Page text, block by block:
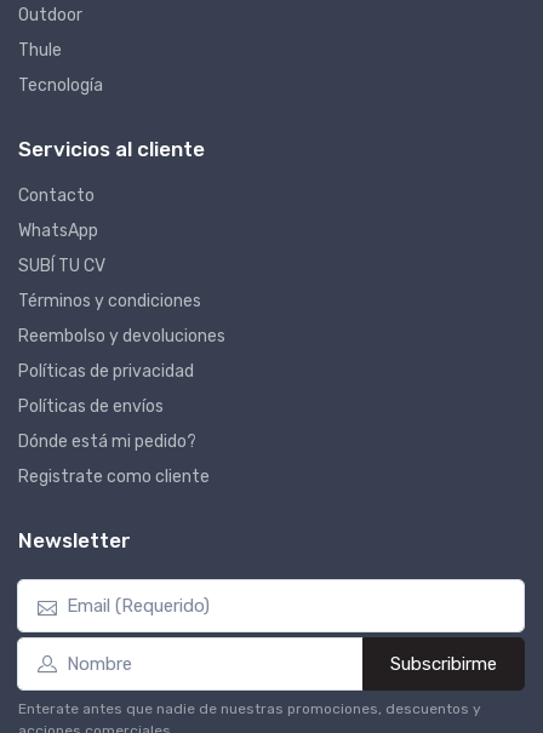
Outdoor
Thule
Tecnología
Servicios al cliente
Contacto
WhatsApp
SUBÍ TU CV
Términos y condiciones
Reembolso y devoluciones
Políticas de privacidad
Políticas de envíos
Dónde está mi pedido?
Registrate como cliente
Newsletter
Subscribirme
Enterate antes que nadie de nuestras promociones, descuentos y